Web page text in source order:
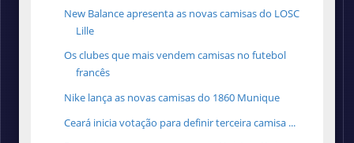
New Balance apresenta as novas camisas do LOSC
Lille
Os clubes que mais vendem camisas no futebol
francês
Nike lança as novas camisas do 1860 Munique
Ceará inicia votação para definir terceira camisa ...